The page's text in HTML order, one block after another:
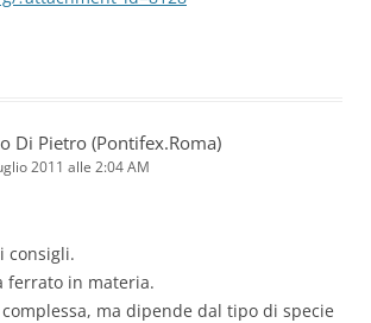
Di Pietro (Pontifex.Roma)
2011 alle 2:04 AM
consigli.
ferrato in materia.
ma dipende dal tipo di specie